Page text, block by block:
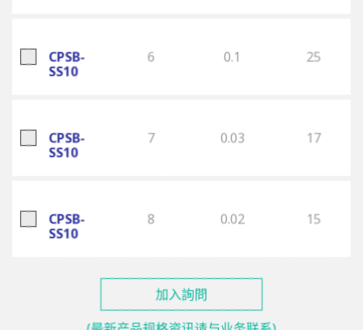
CPSB-
SS10
6 0.1 25
CPSB-
SS10
7 0.03 17
CPSB-
SS10
8 0.02 15
加入詢問